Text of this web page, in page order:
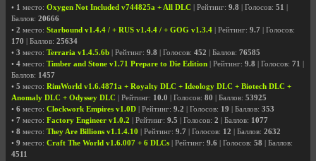
• 1 место: Oxygen Not Included v744825a + All DLC | Рейтинг: 9.8 | Голосов: 51
Баллов: 20666
• 2 место: Starbound v1.4.4 / + RUS v1.4.4 / + GOG v1.3.4 | Рейтинг: 9.7 | Голосов:
170 | Баллов: 25634
• 3 место: Terraria v1.4.5.6b | Рейтинг: 9.8 | Голосов: 452 | Баллов: 76585
• 4 место: Timber and Stone v1.71 Prepare to Die Edition | Рейтинг: 9.8 | Голосов: 71
Баллов: 1457
• 5 место: RimWorld v1.6.4871a + Royalty DLC + Ideology DLC + Biotech DLC +
Anomaly DLC + Odyssey DLC | Рейтинг: 10.0 | Голосов: 80 | Баллов: 53925
• 6 место: Clockwork Empires v1.0D | Рейтинг: 9.2 | Голосов: 19 | Баллов: 353
• 7 место: Factory Engineer v1.0.2 | Рейтинг: 9.5 | Голосов: 2 | Баллов: 1077
• 8 место: They Are Billions v1.1.4.10 | Рейтинг: 9.7 | Голосов: 12 | Баллов: 2632
• 9 место: Craft The World v1.6.007 + 6 DLCs | Рейтинг: 9.6 | Голосов: 58 | Баллов:
4511